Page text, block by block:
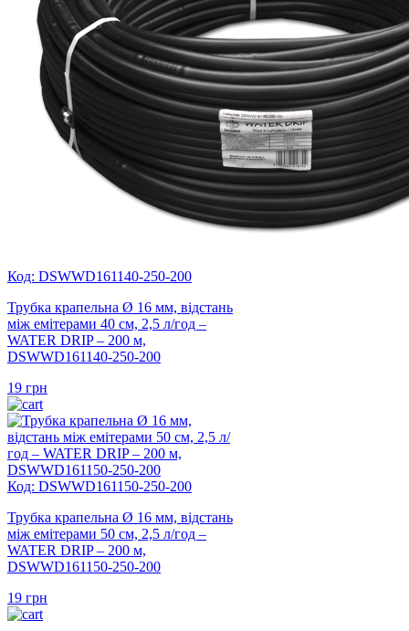
Код: DSWWD161140-250-200
Трубка крапельна Ø 16 мм, відстань
між емітерами 40 см, 2,5 л/год –
WATER DRIP – 200 м,
DSWWD161140-250-200
19 грн
Код: DSWWD161150-250-200
Трубка крапельна Ø 16 мм, відстань
між емітерами 50 см, 2,5 л/год –
WATER DRIP – 200 м,
DSWWD161150-250-200
19 грн